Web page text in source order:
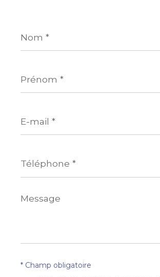
*
*
mail
*
*
Message
*
* Champ obligatoire